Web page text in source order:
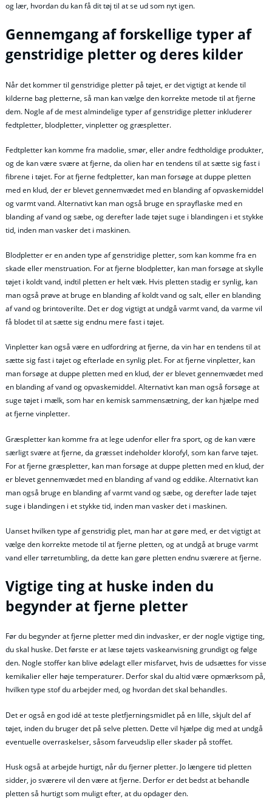
og lær, hvordan du kan få dit tøj til at se ud som nyt igen.
Gennemgang af forskellige typer af
genstridige pletter og deres kilder
Når det kommer til genstridige pletter på tøjet, er det vigtigt at kende til
kilderne bag pletterne, så man kan vælge den korrekte metode til at fjerne
dem. Nogle af de mest almindelige typer af genstridige pletter inkluderer
fedtpletter, blodpletter, vinpletter og græspletter.
Fedtpletter kan komme fra madolie, smør, eller andre fedtholdige produkter,
og de kan være svære at fjerne, da olien har en tendens til at sætte sig fast i
fibrene i tøjet. For at fjerne fedtpletter, kan man forsøge at duppe pletten
med en klud, der er blevet gennemvædet med en blanding af opvaskemiddel
og varmt vand. Alternativt kan man også bruge en sprayflaske med en
blanding af vand og sæbe, og derefter lade tøjet suge i blandingen i et stykke
tid, inden man vasker det i maskinen.
Blodpletter er en anden type af genstridige pletter, som kan komme fra en
skade eller menstruation. For at fjerne blodpletter, kan man forsøge at skylle
tøjet i koldt vand, indtil pletten er helt væk. Hvis pletten stadig er synlig, kan
man også prøve at bruge en blanding af koldt vand og salt, eller en blanding
af vand og brintoverilte. Det er dog vigtigt at undgå varmt vand, da varme vil
få blodet til at sætte sig endnu mere fast i tøjet.
Vinpletter kan også være en udfordring at fjerne, da vin har en tendens til at
sætte sig fast i tøjet og efterlade en synlig plet. For at fjerne vinpletter, kan
man forsøge at duppe pletten med en klud, der er blevet gennemvædet med
en blanding af vand og opvaskemiddel. Alternativt kan man også forsøge at
suge tøjet i mælk, som har en kemisk sammensætning, der kan hjælpe med
at fjerne vinpletter.
Græspletter kan komme fra at lege udenfor eller fra sport, og de kan være
særligt svære at fjerne, da græsset indeholder klorofyl, som kan farve tøjet.
For at fjerne græspletter, kan man forsøge at duppe pletten med en klud, der
er blevet gennemvædet med en blanding af vand og eddike. Alternativt kan
man også bruge en blanding af varmt vand og sæbe, og derefter lade tøjet
suge i blandingen i et stykke tid, inden man vasker det i maskinen.
Uanset hvilken type af genstridig plet, man har at gøre med, er det vigtigt at
vælge den korrekte metode til at fjerne pletten, og at undgå at bruge varmt
vand eller tørretumbling, da dette kan gøre pletten endnu sværere at fjerne.
Vigtige ting at huske inden du
begynder at fjerne pletter
Før du begynder at fjerne pletter med din indvasker, er der nogle vigtige ting,
du skal huske. Det første er at læse tøjets vaskeanvisning grundigt og følge
den. Nogle stoffer kan blive ødelagt eller misfarvet, hvis de udsættes for visse
kemikalier eller høje temperaturer. Derfor skal du altid være opmærksom på,
hvilken type stof du arbejder med, og hvordan det skal behandles.
Det er også en god idé at teste pletfjerningsmidlet på en lille, skjult del af
tøjet, inden du bruger det på selve pletten. Dette vil hjælpe dig med at undgå
eventuelle overraskelser, såsom farveudslip eller skader på stoffet.
Husk også at arbejde hurtigt, når du fjerner pletter. Jo længere tid pletten
sidder, jo sværere vil den være at fjerne. Derfor er det bedst at behandle
pletten så hurtigt som muligt efter, at du opdager den.